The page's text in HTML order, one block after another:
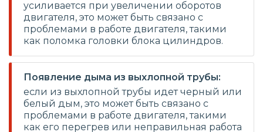
усиливается при увеличении оборотов
двигателя, это может быть связано с
проблемами в работе двигателя, такими
как поломка головки блока цилиндров.
Появление дыма из выхлопной трубы:
если из выхлопной трубы идет черный или
белый дым, это может быть связано с
проблемами в работе двигателя, такими
как его перегрев или неправильная работа